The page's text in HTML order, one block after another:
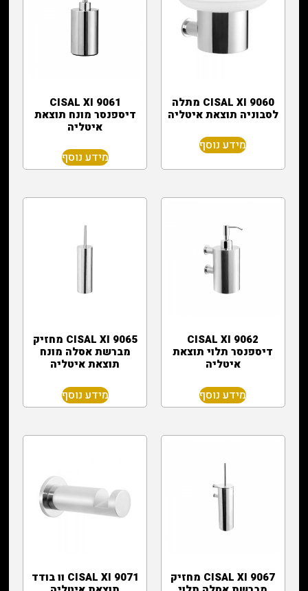
CISAL XI 9060 מתלה
לסבוניה תוצאת איטליה
מידע נוסף
CISAL XI 9061
דיספנסר מונח תוצאת
איטליה
מידע נוסף
CISAL XI 9062
דיספנסר תלוי תוצאת
איטליה
מידע נוסף
CISAL XI 9065 מחזיק
מברשת אסלה מונח
תוצאת איטליה
מידע נוסף
CISAL XI 9067 מחזיק
CISAL XI 9071 וו בודד